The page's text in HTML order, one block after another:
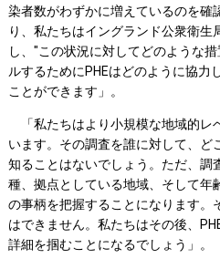
染者数がわずかに増えているのを確
り、私たちはイングランド公衆衛生
し、"この状況に対してどのような
ルするためにPHEはどのように協力
ことができます」。
「私たちはより小規模な地域的レ
います。その調査を誰に対して、ど
知ることはないでしょう。ただ、調
種、拠点としている地域、そして年
の事柄を把握することになります。
はできません。私たちはその後、
詳細を掴むことになるでしょう」。